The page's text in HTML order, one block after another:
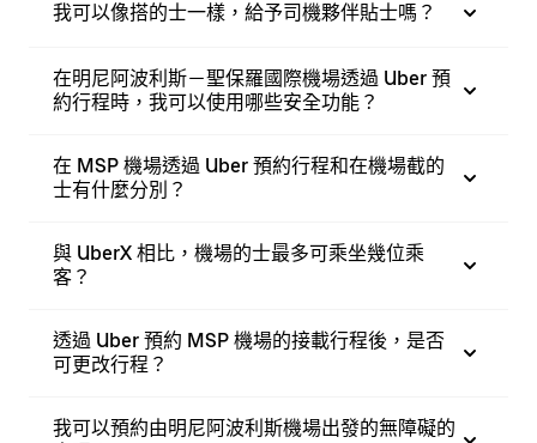
我可以像搭的士一樣，給予司機夥伴貼士嗎？
在明尼阿波利斯－聖保羅國際機場透過 Uber 預
約行程時，我可以使用哪些安全功能？
在 MSP 機場透過 Uber 預約行程和在機場截的
士有什麼分別？
與 UberX 相比，機場的士最多可乘坐幾位乘
客？
透過 Uber 預約 MSP 機場的接載行程後，是否
可更改行程？
我可以預約由明尼阿波利斯機場出發的無障礙的